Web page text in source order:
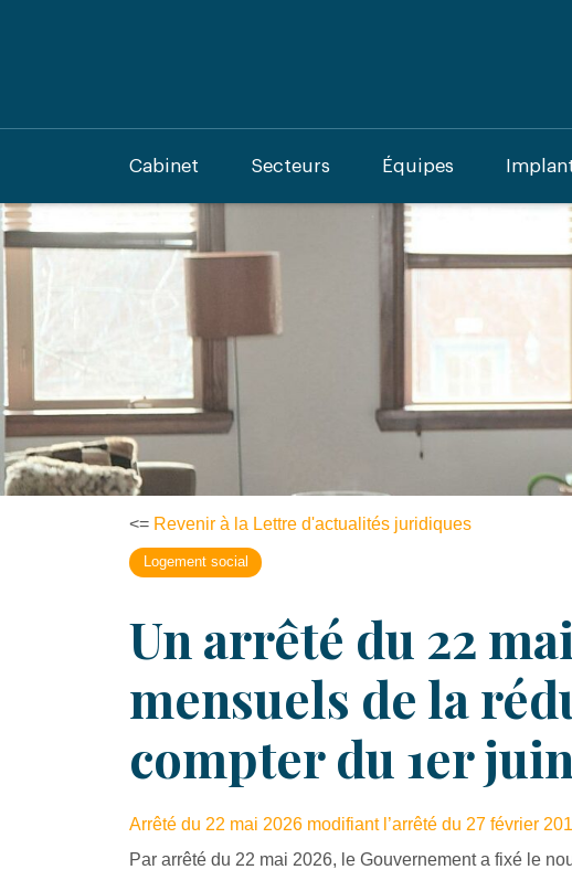
Cabinet Secteurs Équipes
<= Revenir à la Lettre d'actualités juridiques
Logement social
Un arrêté du 22
mensuels de la
compter du 1er
Arrêté du 22 mai 2026 modifiant l’arrêté du 27 février
Par arrêté du 22 mai 2026, le Gouvernement a fixé le